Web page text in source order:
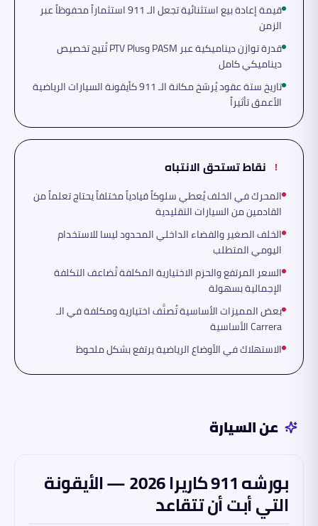
قيمة إعادة بيع استثنائية تجعل الـ 911 استثماراً محفوظاً عبر
الزمن
قدرة توازن ديناميكية عبر PASM وPTV Plus تُتيح تخصيص
ديناميكي كامل
تاريخ ستة عقود يُرسّخ مكانة الـ 911 كأيقونة السيارات الرياضية
الأعمق تأثيراً
! نقاط تستحق الانتباه
المحرك في الخلف يُعطي سلوكاً قيادياً مختلفاً يحتاج تعلماً من
القادمين من السيارات التقليدية
الخلف الصغير والفضاء الداخلي المحدود ليسا للاستخدام
اليومي المتطلب
السعر المرتفع والحزم الاختيارية المكلفة تُضاعف التكلفة
الإجمالية بسهولة
بعض المميزات الأساسية تُصنَّف اختيارية ومكلفة في الـ
Carrera الأساسية
الاستهلاك في الأوضاع الرياضية يرتفع بشكل ملحوظ
عن السيارة
بورشه 911 كاريرا 2026 — الأيقونة
التي أبت أن تتقاعد